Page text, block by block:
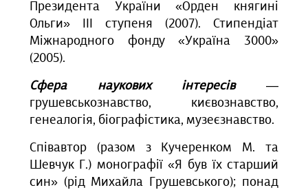
Президента України «Орден княгині
Ольги» ІІІ ступеня (2007). Стипендіат
Міжнародного фонду «Україна 3000»
(2005).
Сфера наукових інтересів—
грушевськознавство, києвознавство,
генеалогія, біографістика, музеєзнавство.
Співавтор (разом з Кучеренком М. та
Шевчук Г.) монографії «Я був їх старший
син» (рід Михайла Грушевського); понад